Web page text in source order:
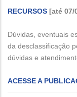
RECURSOS [até 07/
Dúvidas, eventuais
da desclassificação
dúvidas e
ACESSE A